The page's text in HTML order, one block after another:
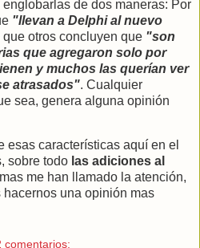
de dos maneras: Por
"llevan a Delphi al nuevo
otros concluyen que "son
que agregaron solo por
y muchos las querían ver
atrasados". Cualquier
sea, genera alguna opinión
esas características aquí en el
sobre todo las adiciones al
me han llamado la atención,
una opinión mas
comentarios: